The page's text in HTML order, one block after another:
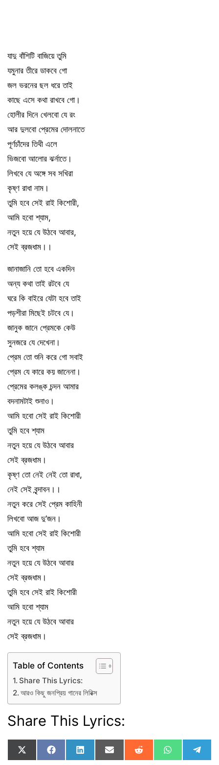
যাদু বাঁশিটি বাজিয়ে তুমি
যমুনার তীরে ডাকবে গো
জল ভরনের ছল ধরে তাই
কাছে এসে কথা রাখবে গো।
হোলীর দিনে খেলবো যে রং
আর দুলবো প্রেমের দোলনাতে
পূর্ণচাঁদের তিথী এলে
ভিজবো আলোর ঝর্নাতে।
লিখবে যে অঙ্গে সব সখিরা
কৃষ্ণ রাধা নাম।
তুমি হবে সেই রাই কিশোরী,
আমি হবো শ্যাম,
নতুন হয়ে যে উঠবে আবার,
সেই ব্রজধাম।।
জানাজানি তো হবে একদিন
অন্য কথা তাই রটবে যে
ঘরে কি বাইরে যেটা হবে তাই
পড়শীরা মিছেই চটবে যে।
জানুক জানে প্রেমকে কেউ
সুনজরে যে দেখেনা।
প্রেম তো শুনি করে গো সবাই
প্রেম যে কারে কয় জানেনা।
প্রেমের কলঙ্ক চন্দন আমার
বদনামটাই শুনাও।
আমি হবো সেই রাই কিশোরী
তুমি হবে শ্যাম
নতুন হয়ে যে উঠবে আবার
সেই ব্রজধাম।
কৃষ্ণ তো নেই নেই তো রাধা,
নেই সেই বৃন্দাবন।।
নতুন করে সেই প্রেম কাহিনী
লিখবো আজ দু’জন।
আমি হবো সেই রাই কিশোরী
তুমি হবে শ্যাম
নতুন হয়ে যে উঠবে আবার
সেই ব্রজধাম।
তুমি হবে সেই রাই কিশোরী
আমি হবো শ্যাম
নতুন হয়ে যে উঠবে আবার
সেই ব্রজধাম।
Table of Contents
Share This Lyrics:
আরও কিছু জনপ্রিয় গানের লিরিক্স
Share This Lyrics:
Share
on
X
(
Share
on
F
a
Share
on
L
i
Share
on
E
m
Share
on
R
e
Share
on
W
h
on
e